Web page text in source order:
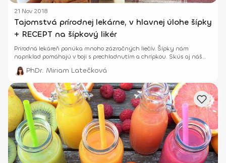
21 Nov 2018
Tajomstvá prírodnej lekárne, v hlavnej úlohe šípky
+ RECEPT na šípkový likér
Prírodná lekáreň ponúka mnoho zázračných liečív. Šípky nám
napríklad pomáhajú v boji s prechladnutím a chrípkou. Skús aj náš
PhDr. Miriam Latečková